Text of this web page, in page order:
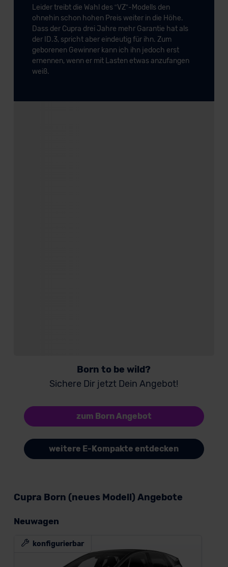
Leider treibt die Wahl des “VZ”-Modells den
ohnehin schon hohen Preis weiter in die Höhe.
Dass der Cupra drei Jahre mehr Garantie hat als
der ID.3, spricht aber eindeutig für ihn. Zum
geborenen Gewinner kann ich ihn jedoch erst
ernennen, wenn er mit Lasten etwas anzufangen
weiß.
Born to be wild?
Sichere Dir jetzt Dein Angebot!
zum Born Angebot
weitere E-Kompakte entdecken
Cupra Born (neues Modell) Angebote
Neuwagen
konfigurierbar